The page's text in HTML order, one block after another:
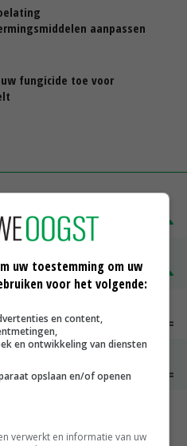
aanpassen
fungicide toe voor
€ 15,00
€ 15,00~ € 23,00
€ 26,00
€ 0,00~ € 0,00
uw toestemming om uw
voor het volgende:
en content,
en ontwikkeling van diensten
opslaan en/of openen
verwerkt en informatie van uw